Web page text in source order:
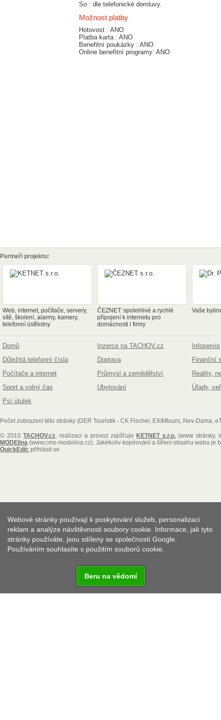
So : dle telefonické domluvy.
Možnost platby
Hotovost : ANO
Platba karta : ANO
Benefitní poukázky : ANO
Online benefitní programy: ANO
Partneři projektu:
Web, internet, počítače, servery,
sítě, školení, alarmy, kamery,
telefonní ústředny
ČEZNET: spolehlivé a rychlé
připojení k internetu pro
domácnosti i firmy
Vaše
Domů Inzerce na TACHOV.cz
Infoservis
Důležitá telefonní čísla
Doprava
Finanční
Počítače a internet
Průmysl a zemědělství
Reality,
Sport a volný čas
Ubytování
Úřady,
Psí útulek
Počet zobrazení této stránky (DER Touristik - CK Fischer, EXIMtours, Nev-Dama,
© 2010 TACHOV.cz, realizaci a provoz zajišťuje KETNET s.r.o. (www stránky,
MODElina (www.cms-modelina.cz). Jakékoliv kopírování a šíření obsahu webu je
QuickEdit: přihlásit se
Webové stránky používají k poskytování služeb, personalizaci
reklam a analýze návštěvnosti soubory cookie. Informace, jak tyto
stránky používáte, jsou sdíleny se společností Google.
Používáním souhlasíte s použitím souborů cookie.
Beru na vědomí